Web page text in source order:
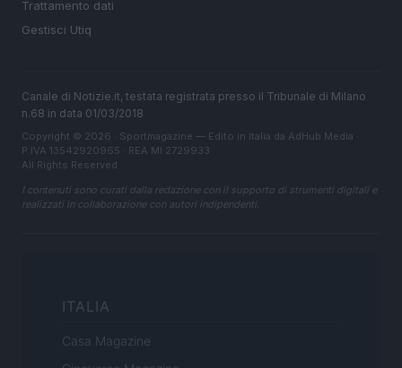
Trattamento dati
Gestisci Utiq
Canale di Notizie.it, testata registrata presso il Tribunale di Milano
n.68 in data 01/03/2018
Copyright © 2026 · Sportmagazine — Edito in Italia da AdHub Media
P.IVA 13542920965 · REA MI 2729933
All Rights Reserved
I contenuti sono curati dalla redazione con il supporto di strumenti digitali e
realizzati in collaborazione con autori indipendenti.
ITALIA
Casa Magazine